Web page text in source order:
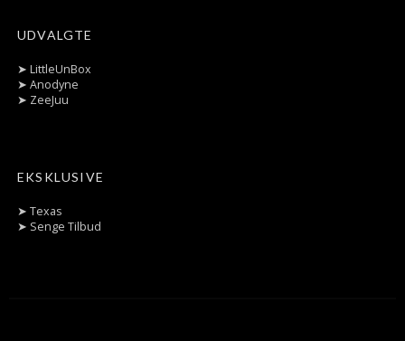
UDVALGTE
➤ LittleUnBox
➤ Anodyne
➤ ZeeJuu
EKSKLUSIVE
➤ Texas
➤ Senge Tilbud